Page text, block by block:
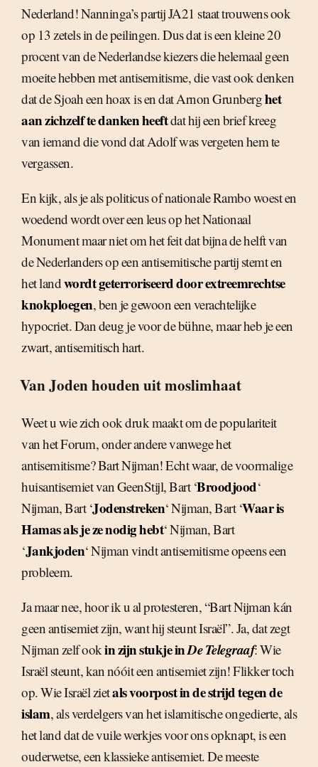
Nederland! Nanninga’s partij JA21 staat trouwens ook
op 13 zetels in de peilingen. Dus dat is een kleine 20
procent van de Nederlandse kiezers die helemaal geen
moeite hebben met antisemitisme, die vast ook denken
dat de Sjoah een hoax is en dat Arnon Grunberghet
aan zichzelf te danken heeftdat hij een brief kreeg
van iemand die vond dat Adolf was vergeten hem te
vergassen.
En kijk, als je als politicus of nationale Rambo woest en
woedend wordt over een leus op het Nationaal
Monument maar niet om het feit dat bijna de helft van
de Nederlanders op een antisemitische partij stemt en
het landwordt geterroriseerd door extreemrechtse
knokploegen, ben je gewoon een verachtelijke
hypocriet. Dan deug je voor de bühne, maar heb je een
zwart, antisemitisch hart.
Van Joden houden uit moslimhaat
Weet u wie zich ook druk maakt om de populariteit
van het Forum, onder andere vanwege het
antisemitisme? Bart Nijman! Echt waar, de voormalige
huisantisemiet van GeenStijl, Bart ‘Broodjood‘
Nijman, Bart ‘Jodenstreken‘ Nijman, Bart ‘Waar is
Hamas als je ze nodig hebt‘ Nijman, Bart
‘Jankjoden‘ Nijman vindt antisemitisme opeens een
probleem.
Ja maar nee, hoor ik u al protesteren, “Bart Nijman kán
geen antisemiet zijn, want hij steunt Israël”. Ja, dat zegt
Nijman zelf ookin zijn stukje inDe Telegraaf: Wie
Israël steunt, kan nóóit een antisemiet zijn! Flikker toch
op. Wie Israël zietals voorpost in de strijd tegen de
islam, als verdelgers van het islamitische ongedierte, als
het land dat de vuile werkjes voor ons opknapt, is een
ouderwetse, een klassieke antisemiet. De meeste